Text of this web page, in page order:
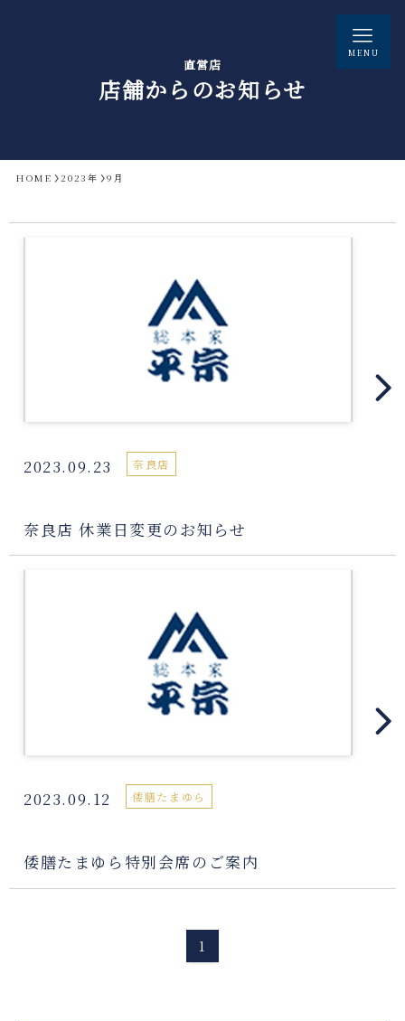
MENU
直営店
店舗からのお知らせ
HOME 2023年 9月
2023.09.23 奈良店
奈良店 休業日変更のお知らせ
2023.09.12 倭膳たまゆら
倭膳たまゆら特別会席のご案内
1